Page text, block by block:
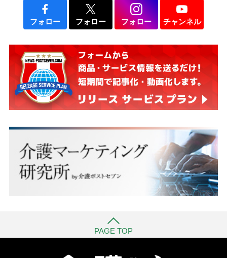
フォロー フォロー フォロー チャンネル
PAGE TOP